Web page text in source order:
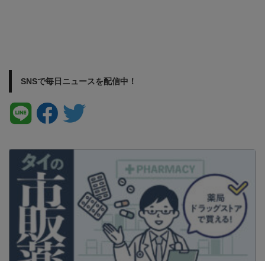
SNSで毎日ニュースを配信中！